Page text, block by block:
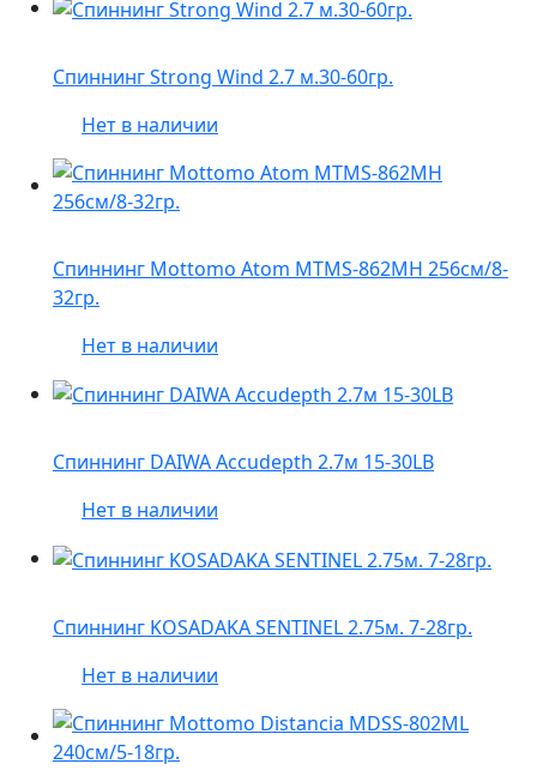
Спиннинг Strong Wind 2.7 м.30-60гр.
Нет в наличии
Спиннинг Mottomo Atom MTMS-862MH 256см/8-
32гр.
Нет в наличии
Спиннинг DAIWA Accudepth 2.7м 15-30LB
Нет в наличии
Спиннинг KOSADAKA SENTINEL 2.75м. 7-28гр.
Нет в наличии